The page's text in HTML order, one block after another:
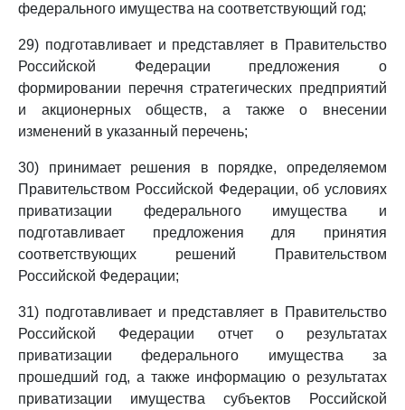
федерального имущества на соответствующий год;
29) подготавливает и представляет в Правительство
Российской Федерации предложения о
формировании перечня стратегических предприятий
и акционерных обществ, а также о внесении
изменений в указанный перечень;
30) принимает решения в порядке, определяемом
Правительством Российской Федерации, об условиях
приватизации федерального имущества и
подготавливает предложения для принятия
соответствующих решений Правительством
Российской Федерации;
31) подготавливает и представляет в Правительство
Российской Федерации отчет о результатах
приватизации федерального имущества за
прошедший год, а также информацию о результатах
приватизации имущества субъектов Российской